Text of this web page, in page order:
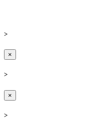
>
×
>
×
>